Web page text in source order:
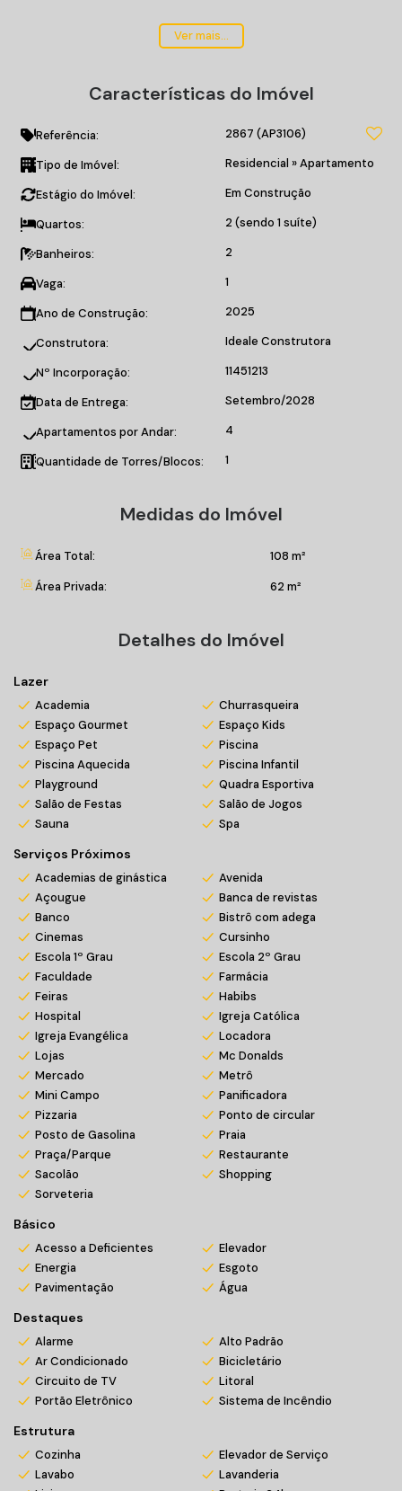
O projeto oferece unidades de 02 quartos, com áreas que
variam de 62 a 121 m². A proposta é combinar a essência da
ambiente contemporâneo e funcional.
O edifício conta com 04 apartamentos por andar, todos
equipados com churrasqueira e opções de unidades com
sacada.
Entre as áreas de lazer, localizado no rooftop, conta com
O projeto também inclui espaços de convivência, como a
diversas opções de entretenimento para os moradores.
Para mais informações, entre em contato conosco!
Valores sujeitos a alteração sem prévio aviso
Matrícula n°11451213
Ver mais...
Características do Imóvel
Referência: 2867 (AP3106)
Tipo de Imóvel: Residencial »Apartamento
Estágio do Imóvel: Em Construção
Quartos: 2 (sendo 1 suíte)
Banheiros: 2
Vaga: 1
Ano de Construção: 2025
Construtora: Ideale Construtora
Nº Incorporação: 11451213
Data de Entrega: Setembro/2028
Apartamentos por Andar: 4
Quantidade de Torres/Blocos: 1
Medidas do Imóvel
Área Total:
108 m²
Área Privada:
62 m²
Detalhes do Imóvel
Lazer
Academia
Churrasqueira
Espaço Gourmet
Espaço Kids
Espaço Pet
Piscina
Piscina Aquecida
Piscina Infantil
Playground
Quadra Esportiva
Salão de Festas
Salão de Jogos
Sauna
Spa
Serviços Próximos
Academias de ginástica
Avenida
Açougue
Banca de revistas
Banco
Bistrô com adega
Cinemas
Cursinho
Escola 1º Grau
Escola 2º Grau
Faculdade
Farmácia
Feiras
Habibs
Hospital
Igreja Católica
Igreja Evangélica
Locadora
Lojas
Mc Donalds
Mercado
Metrô
Mini Campo
Panificadora
Pizzaria
Ponto de circular
Posto de Gasolina
Praia
Praça/Parque
Restaurante
Sacolão
Shopping
Sorveteria
Básico
Acesso a Deficientes
Elevador
Energia
Esgoto
Pavimentação
Água
Destaques
Alarme
Alto Padrão
Ar Condicionado
Bicicletário
Circuito de TV
Litoral
Portão Eletrônico
Sistema de Incêndio
Estrutura
Cozinha
Elevador de Serviço
Lavabo
Lavanderia